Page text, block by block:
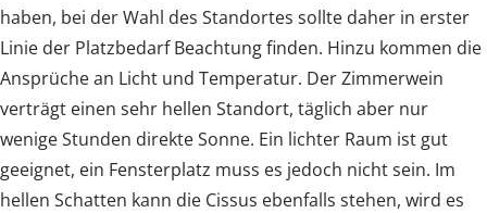
haben, bei der Wahl des Standortes sollte daher in erster
Linie der Platzbedarf Beachtung finden. Hinzu kommen die
Ansprüche an Licht und Temperatur. Der Zimmerwein
verträgt einen sehr hellen Standort, täglich aber nur
wenige Stunden direkte Sonne. Ein lichter Raum ist gut
geeignet, ein Fensterplatz muss es jedoch nicht sein. Im
hellen Schatten kann die Cissus ebenfalls stehen, wird es